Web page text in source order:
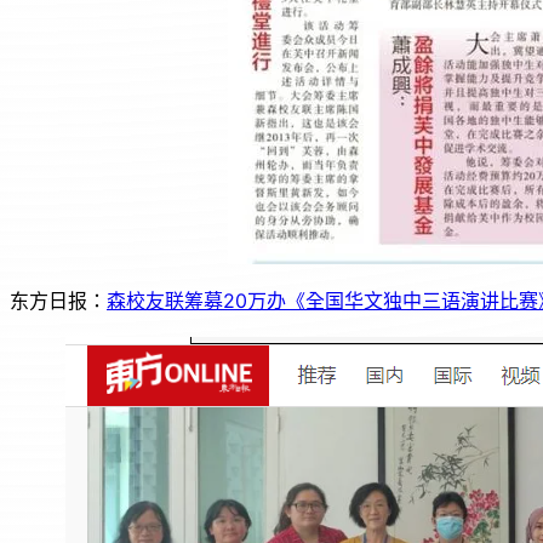
东方日报： 森校友联筹募20万办《全国华文独中三语演讲比赛